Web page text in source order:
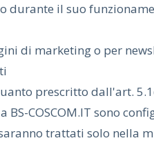
durante il suo
di marketing o per
prescritto dall'art.
COSCOM.IT sono
trattati solo nella